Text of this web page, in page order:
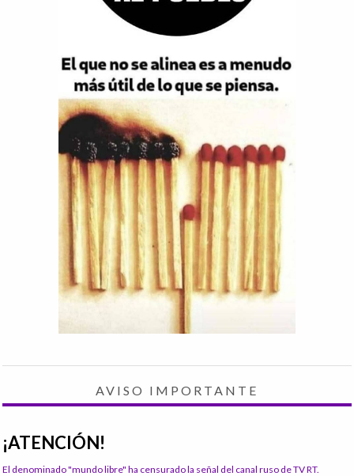
AVISO IMPORTANTE
¡ATENCIÓN!
El denominado "mundo libre" ha censurado la señal del canal ruso de TV RT.